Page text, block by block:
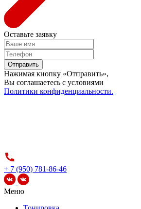
Оставьте заявку
Отправить
Нажимая кнопку «Отправить»,
Вы соглашаетесь c условиями
Политики конфиденциальности.
+ 7 (950) 781-86-46
Меню